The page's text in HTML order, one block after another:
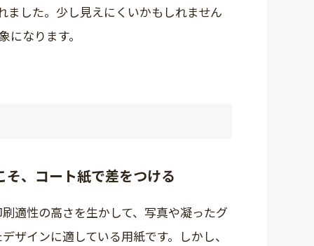
ました。少し見えにくいかもしれません
なります。
そ、コート紙で差をつける
適性の高さを生かして、写真や凝ったグ
ザインに適している用紙です。しかし、